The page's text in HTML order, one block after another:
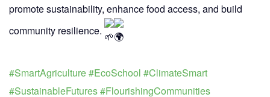
promote sustainability, enhance food access, and build
community resilience.
#SmartAgriculture#EcoSchool #ClimateSmart
#SustainableFutures#FlourishingCommunities